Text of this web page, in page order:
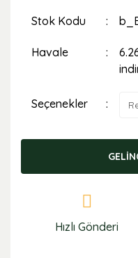
Stok Kodu
Havale
Seçenekler
Hızlı Gönderi